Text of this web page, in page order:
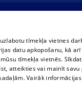
schedules
tīmekļa vietnes
datu apkopošanu, kā
tīmekļa vietnēs.
atteikties vai mainīt
Vairāk